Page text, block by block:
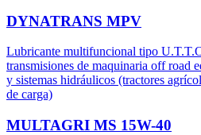
DYNATRANS MPV
Lubricante multifuncional tipo
transmisiones de maquinaria off road
y sistemas hidráulicos (tractores
de carga)
MULTAGRI MS 15W-40